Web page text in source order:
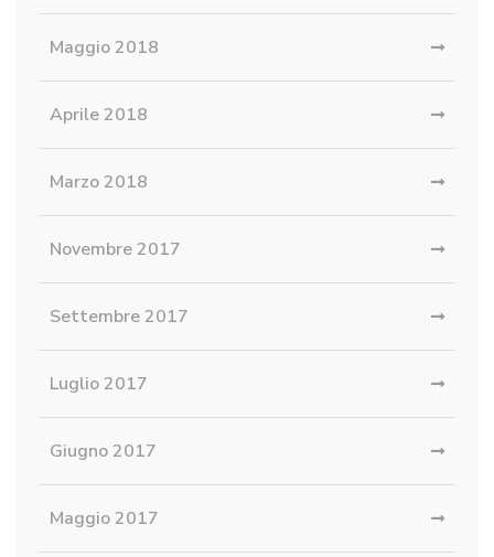
Maggio 2018
Aprile 2018
Marzo 2018
Novembre 2017
Settembre 2017
Luglio 2017
Giugno 2017
Maggio 2017